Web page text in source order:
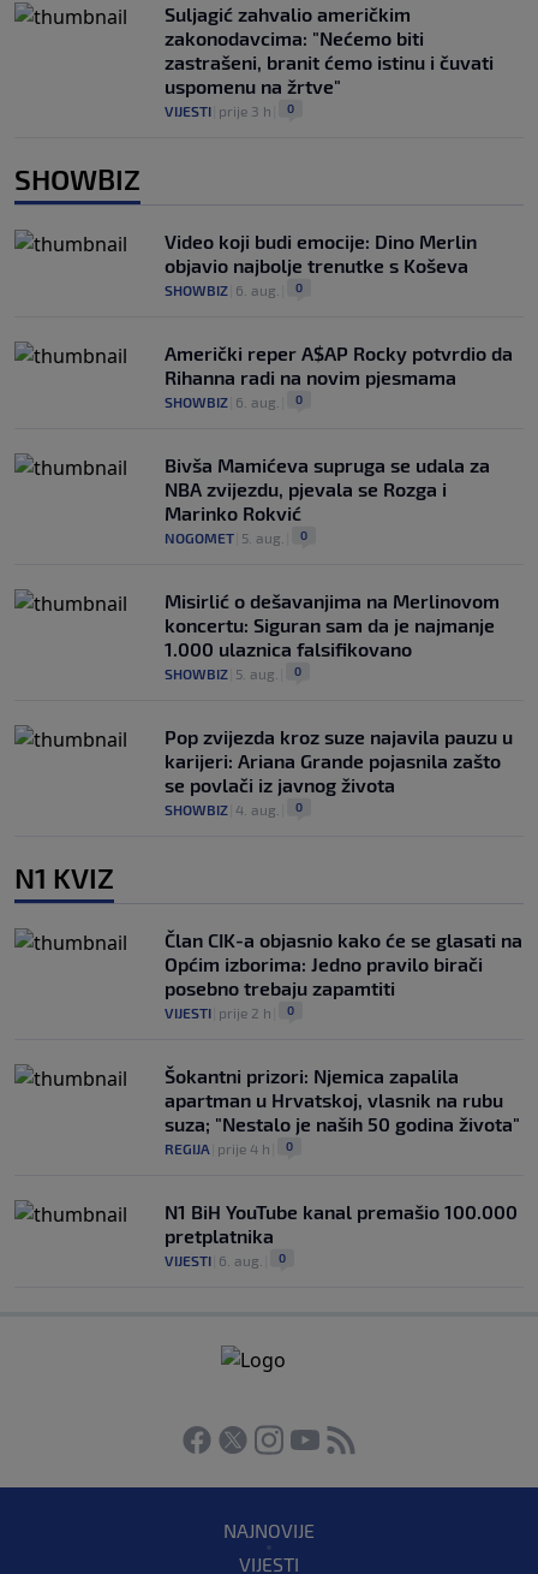
Suljagić zahvalio američkim
zakonodavcima: "Nećemo biti
zastrašeni, branit ćemo istinu i čuvati
uspomenu na žrtve"
VIJESTI prije 3 h 0
SHOWBIZ
Video koji budi emocije: Dino Merlin
objavio najbolje trenutke s Koševa
SHOWBIZ 6. aug. 0
Američki reper A$AP Rocky potvrdio da
Rihanna radi na novim pjesmama
SHOWBIZ 6. aug. 0
Bivša Mamićeva supruga se udala za
NBA zvijezdu, pjevala se Rozga i
Marinko Rokvić
NOGOMET 5. aug. 0
Misirlić o dešavanjima na Merlinovom
koncertu: Siguran sam da je najmanje
1.000 ulaznica falsifikovano
SHOWBIZ 5. aug. 0
Pop zvijezda kroz suze najavila pauzu u
karijeri: Ariana Grande pojasnila zašto
se povlači iz javnog života
SHOWBIZ 4. aug. 0
N1 KVIZ
Član CIK-a objasnio kako će se glasati na
Općim izborima: Jedno pravilo birači
posebno trebaju zapamtiti
VIJESTI prije 2 h 0
Šokantni prizori: Njemica zapalila
apartman u Hrvatskoj, vlasnik na rubu
suza; "Nestalo je naših 50 godina života"
REGIJA prije 4 h 0
N1 BiH YouTube kanal premašio 100.000
pretplatnika
VIJESTI 6. aug. 0
NAJNOVIJE
VIJESTI